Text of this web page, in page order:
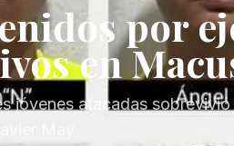
por
en
jóvenes atacadas